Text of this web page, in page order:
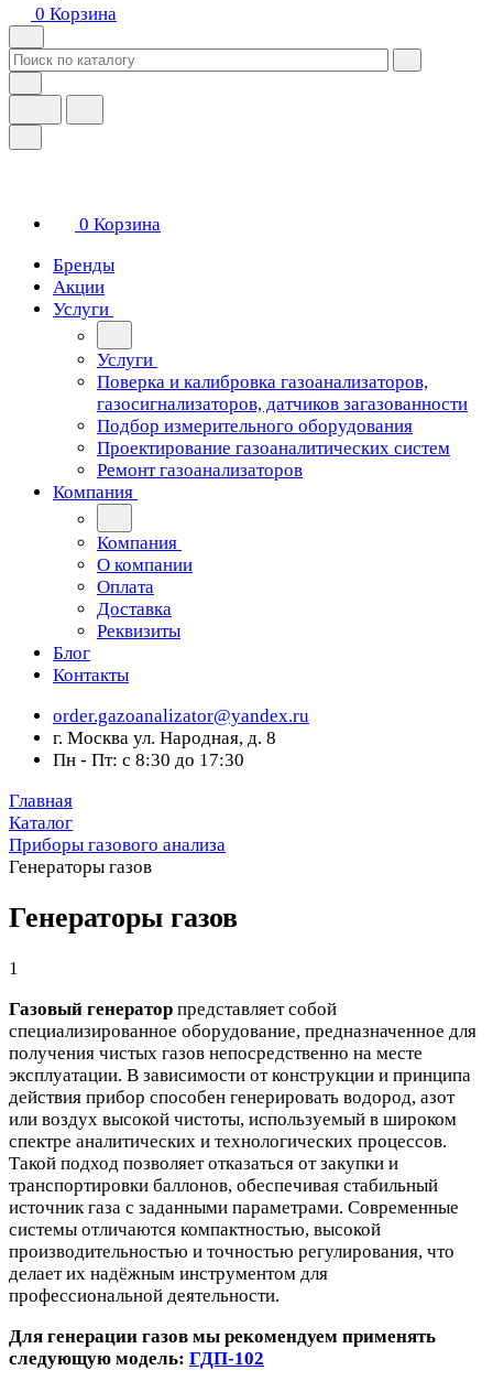
0 Корзина
0 Корзина
Бренды
Акции
Услуги
Услуги
Поверка и калибровка газоанализаторов,
газосигнализаторов, датчиков загазованности
Подбор измерительного оборудования
Проектирование газоаналитических систем
Ремонт газоанализаторов
Компания
Компания
О компании
Оплата
Доставка
Реквизиты
Блог
Контакты
order.gazoanalizator@yandex.ru
г. Москва ул. Народная, д. 8
Пн - Пт: с 8:30 до 17:30
Главная
Каталог
Приборы газового анализа
Генераторы газов
Генераторы газов
1
Газовый генератор представляет собой
специализированное оборудование, предназначенное для
получения чистых газов непосредственно на месте
эксплуатации. В зависимости от конструкции и принципа
действия прибор способен генерировать водород, азот
или воздух высокой чистоты, используемый в широком
спектре аналитических и технологических процессов.
Такой подход позволяет отказаться от закупки и
транспортировки баллонов, обеспечивая стабильный
источник газа с заданными параметрами. Современные
системы отличаются компактностью, высокой
производительностью и точностью регулирования, что
делает их надёжным инструментом для
профессиональной деятельности.
Для генерации газов мы рекомендуем применять
следующую модель: ГДП-102